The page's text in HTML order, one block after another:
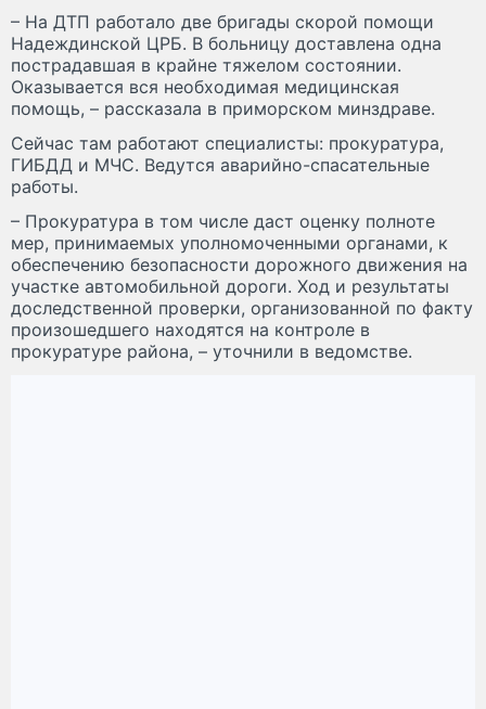
– На ДТП работало две бригады скорой помощи
Надеждинской ЦРБ. В больницу доставлена одна
пострадавшая в крайне тяжелом состоянии.
Оказывается вся необходимая медицинская
помощь, – рассказала в приморском минздраве.
Сейчас там работают специалисты: прокуратура,
ГИБДД и МЧС. Ведутся аварийно-спасательные
работы.
– Прокуратура в том числе даст оценку полноте
мер, принимаемых уполномоченными органами, к
обеспечению безопасности дорожного движения на
участке автомобильной дороги. Ход и результаты
доследственной проверки, организованной по факту
произошедшего находятся на контроле в
прокуратуре района, – уточнили в ведомстве.